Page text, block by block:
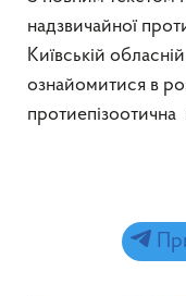
надзвичайної
Київській
ознайомитися в
протиепізоотична